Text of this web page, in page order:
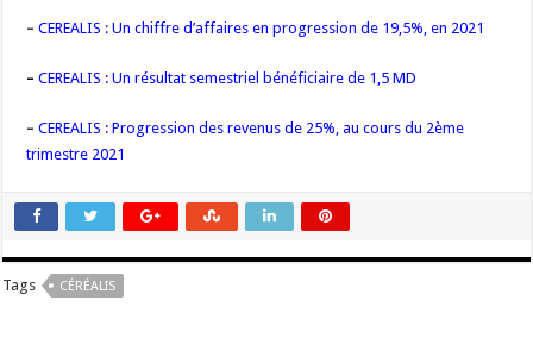
– CEREALIS : Un chiffre d’affaires en progression de 19,5%, en 2021
–CEREALIS : Un résultat semestriel bénéficiaire de 1,5 MD
– CEREALIS : Progression des revenus de 25%, au cours du 2ème
trimestre 2021
Tags CÉRÉALIS